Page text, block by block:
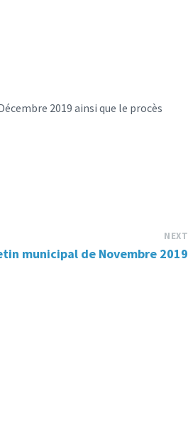
2019 ainsi que le procès
NEXT
municipal de Novembre 2019